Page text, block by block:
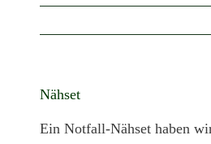
Nähset
Ein Notfall-Nähset haben